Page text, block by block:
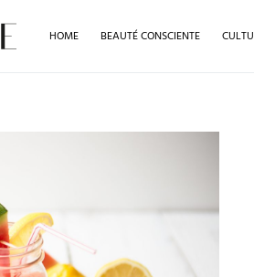
HOME BEAUTÉ CONSCIENTE